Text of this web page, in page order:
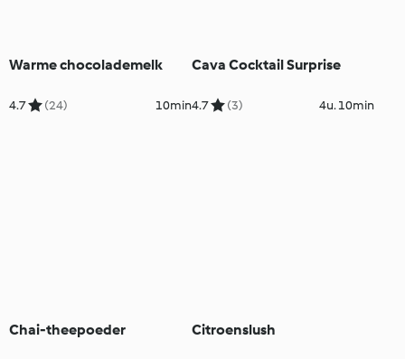
Warme chocolademelk
4.7 (24) 10min
Cava Cocktail Surprise
4.7 (3) 4u. 10min
Chai-theepoeder Citroenslush